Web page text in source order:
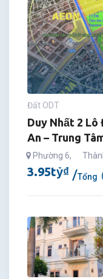
Đất ODT
Duy Nhất 2
An – Trung
Phường 6,
3.95tỷ₫ Tổng